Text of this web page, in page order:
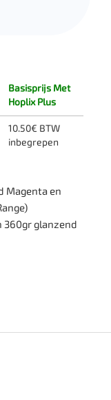
Basisprijs Met
Hoplix Plus
10.50€ BTW
inbegrepen
Magenta en
360gr glanzend